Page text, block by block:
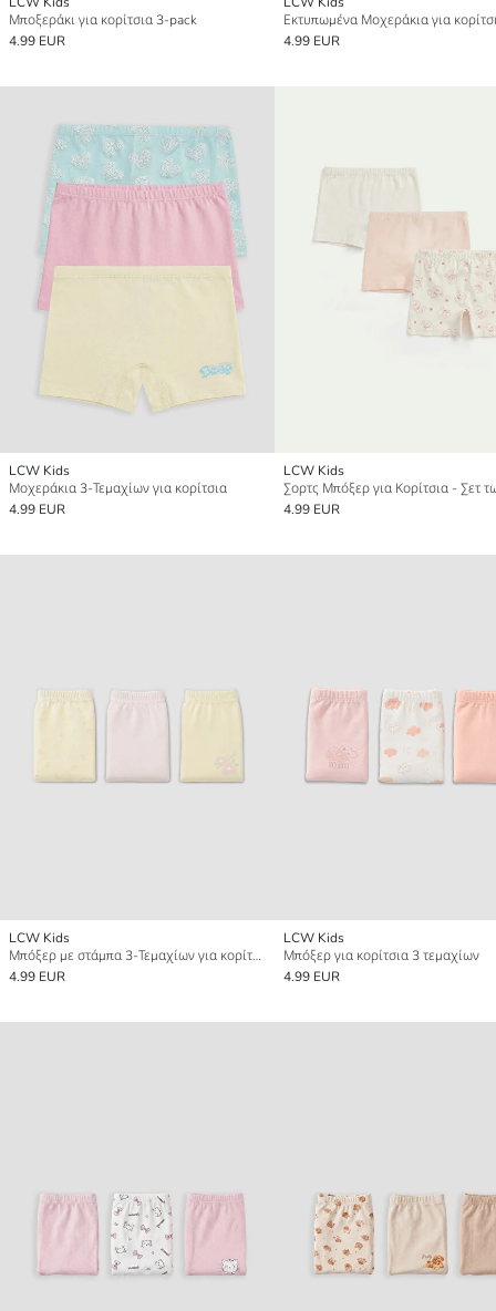
Μποξεράκι για κορίτσια 3-pack
4.99 EUR
4.99 EUR
LCW Kids
Μοχεράκια 3-Τεμαχίων για κορίτσια
4.99 EUR
LCW Kids
Σορτς Μπόξερ για Κορίτσια - Σετ
4.99 EUR
LCW Kids
Μπόξερ με στάμπα 3-Τεμαχίων για κορίτσια
4.99 EUR
LCW Kids
Μπόξερ για κορίτσια 3 τεμαχίων
4.99 EUR